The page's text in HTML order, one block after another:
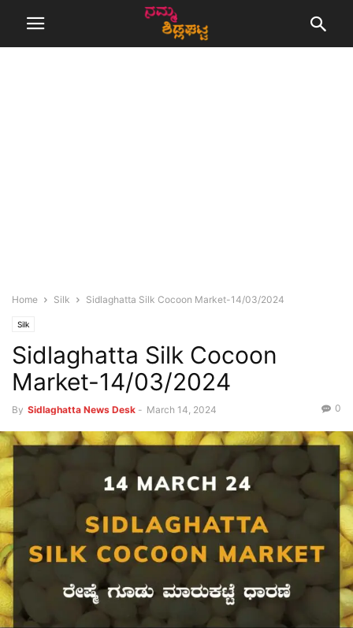
Home Silk Sidlaghatta Silk Cocoon Market-14/03/2024
Silk
Sidlaghatta Silk Cocoon
Market-14/03/2024
By Sidlaghatta News Desk - March 14, 2024 0